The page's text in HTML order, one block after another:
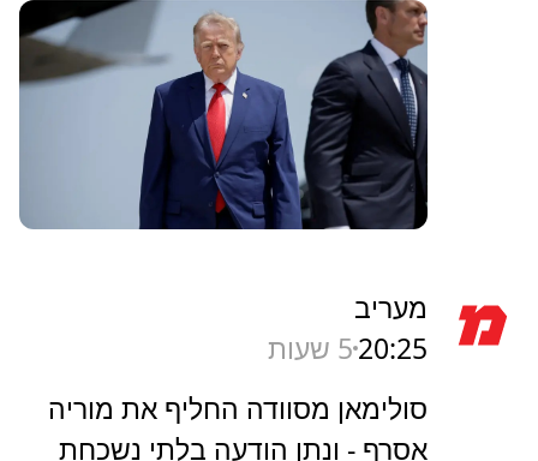
מעריב
20:255 שעות
סולימאן מסוודה החליף את מוריה
אסרף - ונתן הודעה בלתי נשכחת